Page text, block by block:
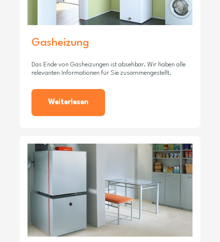
Gasheizung
Das Ende von Gasheizungen ist absehbar. Wir haben alle
relevanten Informationen für Sie zusammengestellt.
Weiterlesen